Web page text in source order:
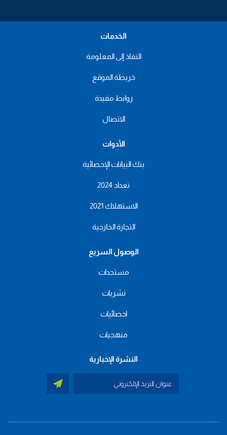
الخدمات
النفاذ إلى المعلومة
خريطة الموقع
روابط مفيدة
الاتصال
الأدوات
بنك البيانات الإحصائية
تعداد 2024
الاستهلاك 2021
التجارة الخارجية
الوصول السريع
مستجدات
نشريات
احصائيات
منهجيات
النشرة الإخبارية